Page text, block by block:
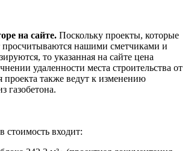
на сайте. Поскольку проекты, которые
просчитываются нашими сметчиками и
то указанная на сайте цена
удаленности места строительства от
также ведут к изменению
газобетона.
входит: